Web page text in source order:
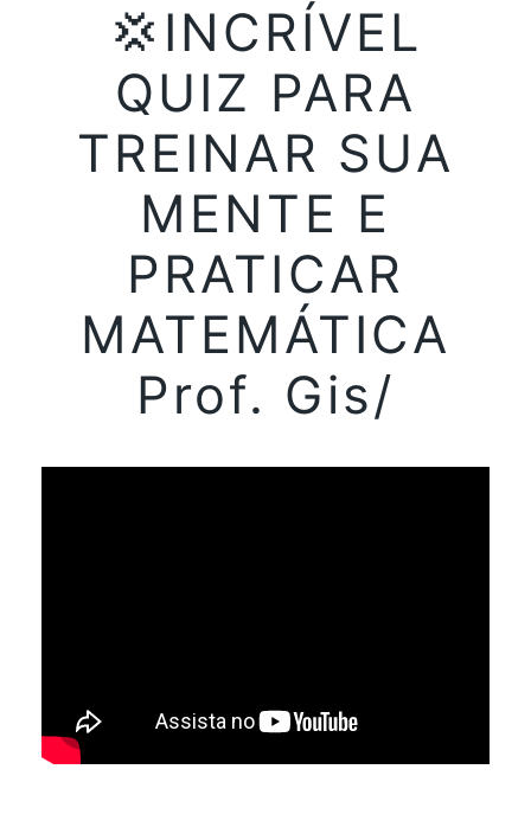
💢INCRÍVEL
QUIZ PARA
TREINAR SUA
MENTE E
PRATICAR
MATEMÁTICA
Prof. Gis/